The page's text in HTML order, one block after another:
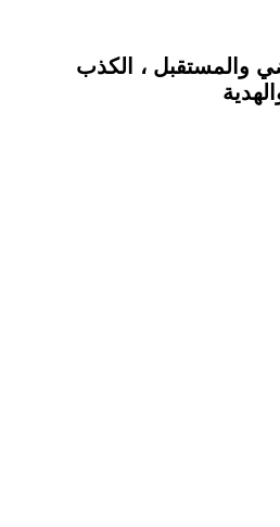
والمستقبل ، الكذب